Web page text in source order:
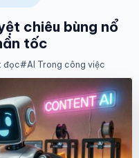
chiêu bùng nổ
tốc
đọc#AI Trong công việc